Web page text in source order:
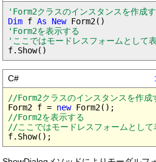
'Form2クラスのインスタンスを作成
Dim f As New
'Form2を表示する
'ここではモードレスフォームとして
C#
//Form2クラスのインスタンスを作成
Form2 f = new
//Form2を表示する
//ここではモードレスフォームとして